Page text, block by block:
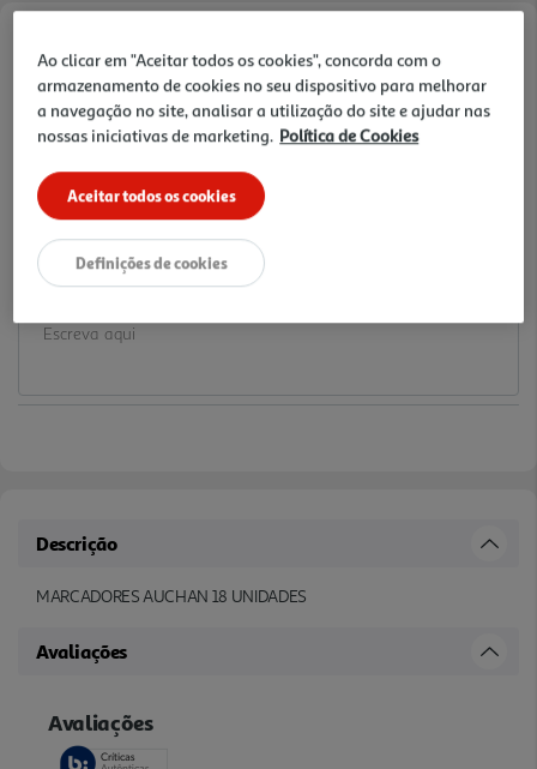
4.99 €/un
4,99 €
Notas de preparação
Descrição
MARCADORES AUCHAN 18 UNIDADES
Avaliações
Ao clicar em "Aceitar todos os cookies", concorda com o
armazenamento de cookies no seu dispositivo para melhorar
a navegação no site, analisar a utilização do site e ajudar nas
nossas iniciativas de marketing. Política de Cookies
Aceitar todos os cookies
Definições de cookies